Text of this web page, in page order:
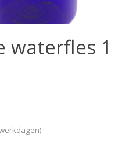
waterfles 1